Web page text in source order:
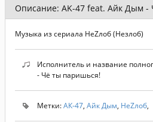
Описание: AK-47 feat. Айк Дым -
Музыка из сериала НеZлоб (Незлоб)
Исполнитель и название
- Чё ты паришься!
Метки:АК-47, Айк Дым, НеZлоб,